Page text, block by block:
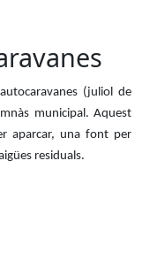
(juliol de
municipal. Aquest
aparcar, una font per
residuals.